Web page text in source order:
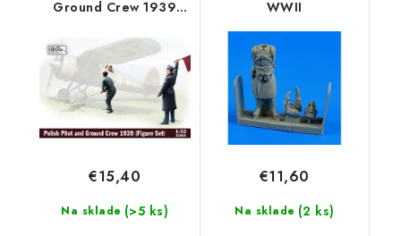
Ground Crew 1939
Na sklade (>5 ks)
€15,40
WWII
Na sklade (2 ks)
€11,60